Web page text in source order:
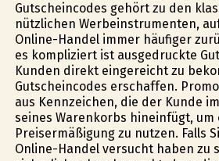
Gutscheincodes gehört zu den
nützlichen Werbeinstrumenten,
Online-Handel immer häufiger
es kompliziert ist ausgedruckte
Kunden direkt eingereicht zu
Gutscheincodes erschaffen.
aus Kennzeichen, die der Kunde
seines Warenkorbs hineinfügt, um
Preisermäßigung zu nutzen. Falls
Online-Handel versucht haben zu